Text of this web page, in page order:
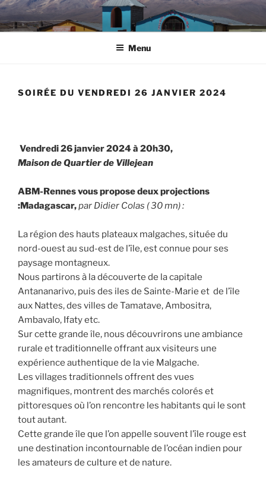
Aller
au
contenu
Menu
SOIRÉE DU VENDREDI 26 JANVIER 2024
Vendredi 26 janvier 2024 à 20h30,
Maison de Quartier de Villejean
ABM-Rennes vous propose deux projections
:Madagascar,par Didier Colas ( 30 mn) :
La région des hauts plateaux malgaches, située du
nord-ouest au sud-est de l’île, est connue pour ses
paysage montagneux.
Nous partirons à la découverte de la capitale
Antananarivo, puis des iles de Sainte-Marie et de l’île
aux Nattes, des villes de Tamatave, Ambositra,
Ambavalo, Ifaty etc.
Sur cette grande île, nous découvrirons une ambiance
rurale et traditionnelle offrant aux visiteurs une
expérience authentique de la vie Malgache.
Les villages traditionnels offrent des vues
magnifiques, montrent des marchés colorés et
pittoresques où l’on rencontre les habitants qui le sont
tout autant.
Cette grande île que l’on appelle souvent l’île rouge est
une destination incontournable de l’océan indien pour
les amateurs de culture et de nature.